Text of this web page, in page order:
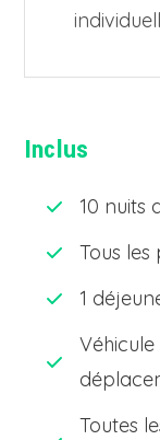
Inclus
10 nuits
Tous les
1
Toutes